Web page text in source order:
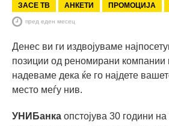
ЗАСЕ ТВ
АНКЕТИ ПРОМОЦИЈА
пред еден месец
Денес ви ги издвојуваме
позиции од реномирани компании
надеваме дека ќе го најдете
место меѓу нив.
УНИБанка опстојува 30 години